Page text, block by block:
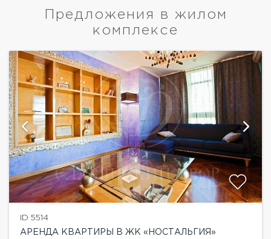
Предложения в жилом
комплексе
ID 5514
АРЕНДА КВАРТИРЫ В ЖК «НОСТАЛЬГИЯ»